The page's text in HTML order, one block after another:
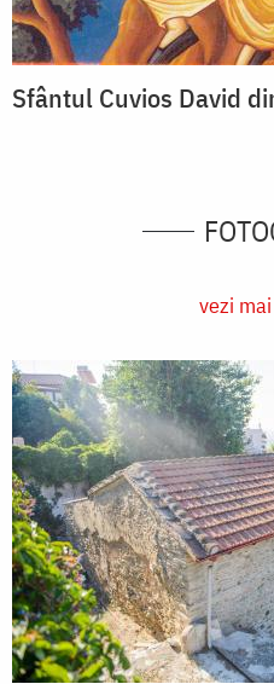
Sfântul Cuvios David
vezi